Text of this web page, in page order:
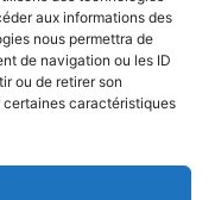
aux informations des
nous permettra de
de navigation ou les ID
ou de retirer son
caractéristiques